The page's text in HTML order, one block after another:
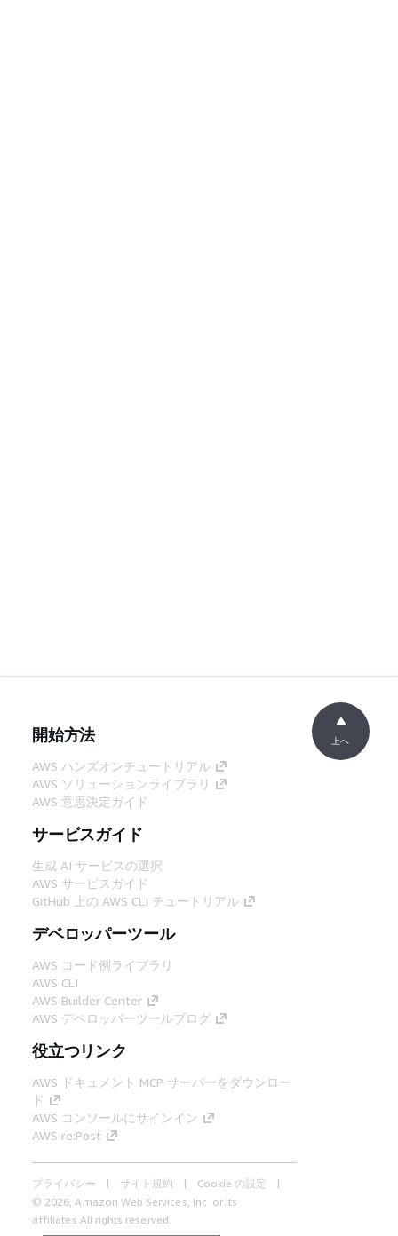
開始方法
AWS ハンズオンチュートリアル
AWS ソリューションライブラリ
AWS 意思決定ガイド
サービスガイド
生成 AI サービスの選択
AWS サービスガイド
GitHub 上の AWS CLI チュートリアル
デベロッパーツール
AWS コード例ライブラリ
AWS CLI
AWS Builder Center
AWS デベロッパーツールブログ
役立つリンク
AWS ドキュメント MCP サーバーをダウンロー
ド
AWS コンソールにサインイン
AWS re:Post
プライバシー サイト規約
Cookie の設定
© 2026, Amazon Web Services, Inc. or its
affiliates.All rights reserved.
上へ